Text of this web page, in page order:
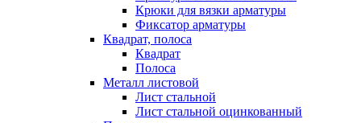
Крюки для вязки арматуры
Фиксатор арматуры
Квадрат, полоса
Квадрат
Полоса
Металл листовой
Лист стальной
Лист стальной оцинкованный